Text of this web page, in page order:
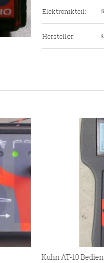
Elektronikteil:
Hersteller:
Kuhn KP844R